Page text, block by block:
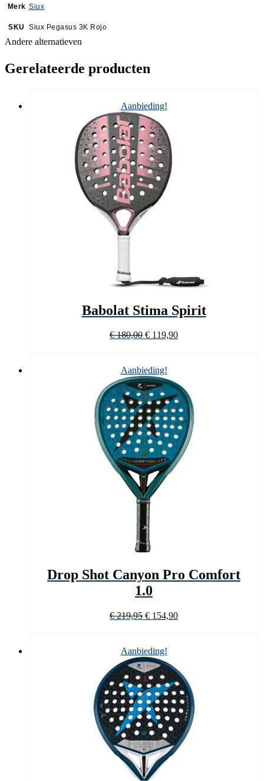
Merk Siux
SKU Siux Pegasus 3K Rojo
Andere alternatieven
Gerelateerde producten
Aanbieding!
Babolat Stima Spirit
€180,00 Oorspronkelijke
€ 180,00.
€ 119,90Huidige
Aanbieding!
Drop Shot Canyon Pro Comfort
1.0
€219,95 Oorspronkelijke
€ 219,95.
€ 154,90Huidige
Aanbieding!